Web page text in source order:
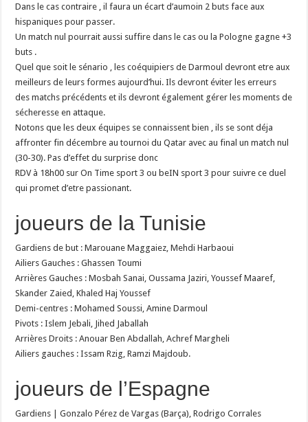
Dans le cas contraire , il faura un écart d’aumoin 2 buts face aux
hispaniques pour passer.
Un match nul pourrait aussi suffire dans le cas ou la Pologne gagne +3
buts .
Quel que soit le sénario , les coéquipiers de Darmoul devront etre aux
meilleurs de leurs formes aujourd’hui. Ils devront éviter les erreurs
des matchs précédents et ils devront également gérer les moments de
sécheresse en attaque.
Notons que les deux équipes se connaissent bien , ils se sont déja
affronter fin décembre au tournoi du Qatar avec au final un match nul
(30-30). Pas d’effet du surprise donc
RDV à 18h00 sur On Time sport 3 ou beIN sport 3 pour suivre ce duel
qui promet d’etre passionant.
joueurs de la Tunisie
Gardiens de but : Marouane Maggaiez, Mehdi Harbaoui
Ailiers Gauches : Ghassen Toumi
Arrières Gauches : Mosbah Sanai, Oussama Jaziri, Youssef Maaref,
Skander Zaied, Khaled Haj Youssef
Demi-centres : Mohamed Soussi, Amine Darmoul
Pivots : Islem Jebali, Jihed Jaballah
Arrières Droits : Anouar Ben Abdallah, Achref Margheli
Ailiers gauches : Issam Rzig, Ramzi Majdoub.
joueurs de l’Espagne
Gardiens | Gonzalo Pérez de Vargas (Barça), Rodrigo Corrales